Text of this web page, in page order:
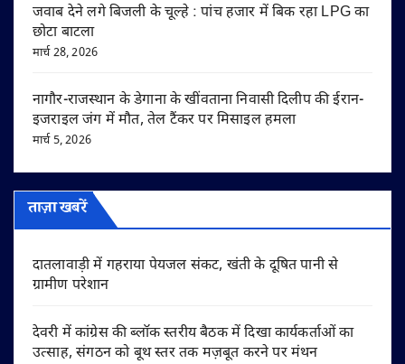
जवाब देने लगे बिजली के चूल्हे : पांच हजार में बिक रहा LPG का
छोटा बाटला
मार्च 28, 2026
नागौर-राजस्थान के डेगाना के खींवताना निवासी दिलीप की ईरान-
इजराइल जंग में मौत, तेल टैंकर पर मिसाइल हमला
मार्च 5, 2026
ताज़ा खबरें
दातलावाड़ी में गहराया पेयजल संकट, खंती के दूषित पानी से
ग्रामीण परेशान
देवरी में कांग्रेस की ब्लॉक स्तरीय बैठक में दिखा कार्यकर्ताओं का
उत्साह, संगठन को बूथ स्तर तक मज़बूत करने पर मंथन